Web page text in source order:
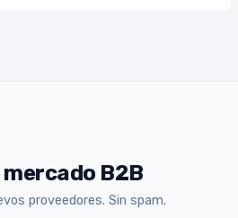
B2B
proveedores. Sin spam.